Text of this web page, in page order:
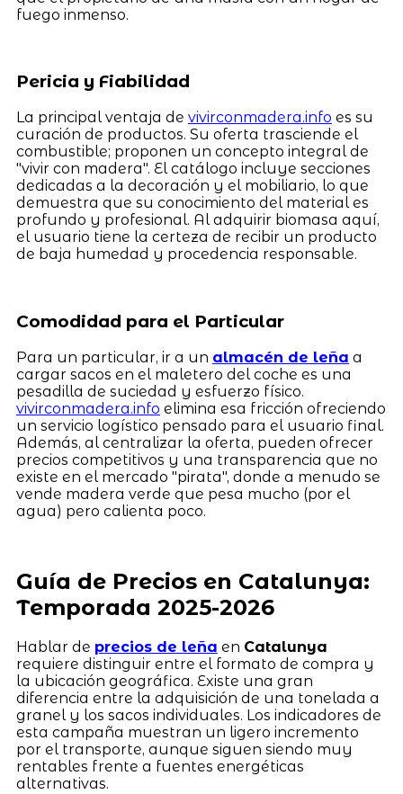
fuego inmenso.
Pericia y Fiabilidad
La principal ventaja de vivirconmadera.info es su
curación de productos. Su oferta trasciende el
combustible; proponen un concepto integral de
"vivir con madera". El catálogo incluye secciones
dedicadas a la decoración y el mobiliario, lo que
demuestra que su conocimiento del material es
profundo y profesional. Al adquirir biomasa aquí,
el usuario tiene la certeza de recibir un producto
de baja humedad y procedencia responsable.
Comodidad para el Particular
Para un particular, ir a un almacén de leña a
cargar sacos en el maletero del coche es una
pesadilla de suciedad y esfuerzo físico.
vivirconmadera.info elimina esa fricción ofreciendo
un servicio logístico pensado para el usuario final.
Además, al centralizar la oferta, pueden ofrecer
precios competitivos y una transparencia que no
existe en el mercado "pirata", donde a menudo se
vende madera verde que pesa mucho (por el
agua) pero calienta poco.
Guía de Precios en Catalunya:
Temporada 2025-2026
Hablar de precios de leña en Catalunya
requiere distinguir entre el formato de compra y
la ubicación geográfica. Existe una gran
diferencia entre la adquisición de una tonelada a
granel y los sacos individuales. Los indicadores de
esta campaña muestran un ligero incremento
por el transporte, aunque siguen siendo muy
rentables frente a fuentes energéticas
alternativas.